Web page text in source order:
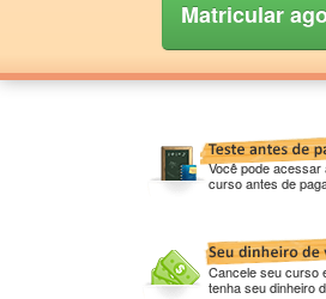
Matricular
Você pode acessar
curso antes de
Cancele seu curso
tenha seu dinheiro